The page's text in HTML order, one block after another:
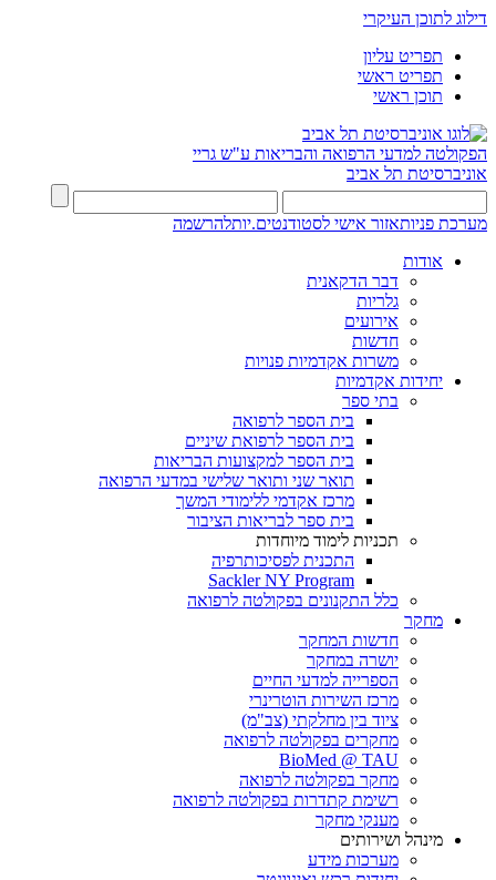
דילוג לתוכן העיקרי
תפריט עליון
תפריט ראשי
תוכן ראשי
הפקולטה למדעי הרפואה והבריאות ע"ש גריי
אוניברסיטת תל אביב
מערכת פניותאזור אישי לסטודנטים.יותלהרשמה
אודות
דבר הדקאנית
גלריות
אירועים
חדשות
משרות אקדמיות פנויות
יחידות אקדמיות
בתי ספר
בית הספר לרפואה
בית הספר לרפואת שיניים
בית הספר למקצועות הבריאות
תואר שני ותואר שלישי במדעי הרפואה
מרכז אקדמי ללימודי המשך
בית ספר לבריאות הציבור
תכניות לימוד מיוחדות
התכנית לפסיכותרפיה
Sackler NY Program
כלל התקנונים בפקולטה לרפואה
מחקר
חדשות המחקר
יושרה במחקר
הספרייה למדעי החיים
מרכז השירות הוטרינרי
ציוד בין מחלקתי (צב"מ)
מחקרים בפקולטה לרפואה
BioMed @ TAU
מחקר בפקולטה לרפואה
רשימת קתדרות בפקולטה לרפואה
מענקי מחקר
מינהל ושירותים
מערכות מידע